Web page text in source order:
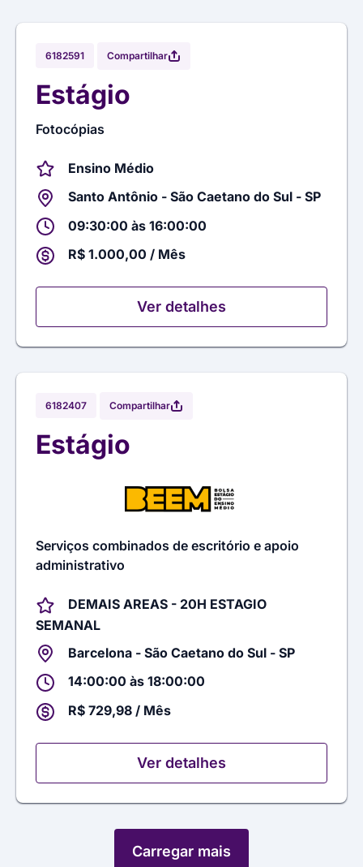
6182591 Compartilhar
Estágio
Fotocópias
Ensino Médio
Santo Antônio - São Caetano do Sul - SP
09:30:00 às 16:00:00
R$ 1.000,00 / Mês
Ver detalhes
6182407 Compartilhar
Estágio
Serviços combinados de escritório e apoio
administrativo
DEMAIS AREAS - 20H ESTAGIO
SEMANAL
Barcelona - São Caetano do Sul - SP
14:00:00 às 18:00:00
R$ 729,98 / Mês
Ver detalhes
Carregar mais